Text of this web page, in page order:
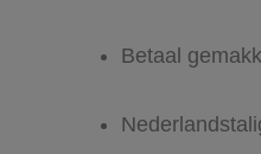
Betaal